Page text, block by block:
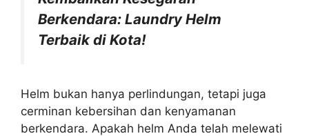
Berkendara: Laundry Helm
Terbaik di Kota!
Helm bukan hanya perlindungan, tetapi juga
cerminan kebersihan dan kenyamanan
berkendara. Apakah helm Anda telah melewati